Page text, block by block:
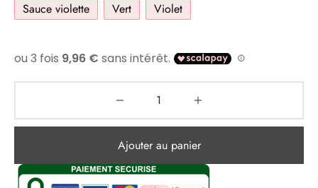
Sauce violette Vert Violet
Ajouter au panier